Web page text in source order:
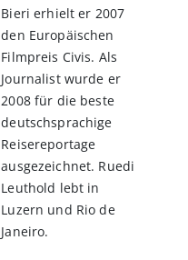
Bieri erhielt er 2007
den Europäischen
Filmpreis Civis. Als
Journalist wurde er
2008 für die beste
deutschsprachige
Reisereportage
ausgezeichnet. Ruedi
Leuthold lebt in
Luzern und Rio de
Janeiro.